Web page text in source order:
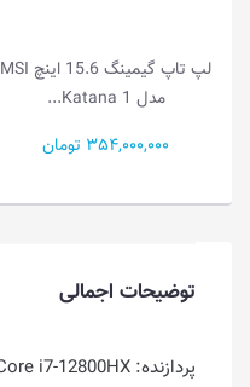
لپ تاپ گیمینگ 15.6 اینچ MSI
مدل Katana 1...
318,500,000 تومان
توضیحات اجمالی